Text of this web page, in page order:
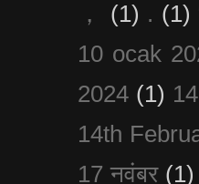
， (1) . (1)
10 ocak
2024 (1)
14th
17 नवंबर (1)